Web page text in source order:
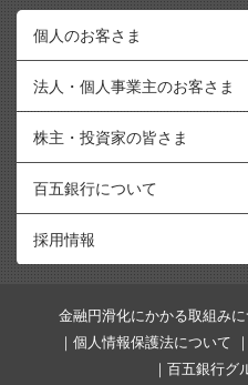
個人のお客さま
法人・個人事業主のお客さま
株主・投資家の皆さま
百五銀行について
採用情報
金融円滑化にかかる取組み
個人情報保護法について
百五銀行グ